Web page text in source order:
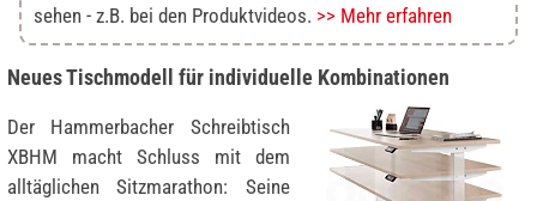
sehen - z.B. bei den Produktvideos. >> Mehr erfahren
Neues Tischmodell für individuelle Kombinationen
Der Hammerbacher Schreibtisch
XBHM macht Schluss mit dem
alltäglichen Sitzmarathon: Seine